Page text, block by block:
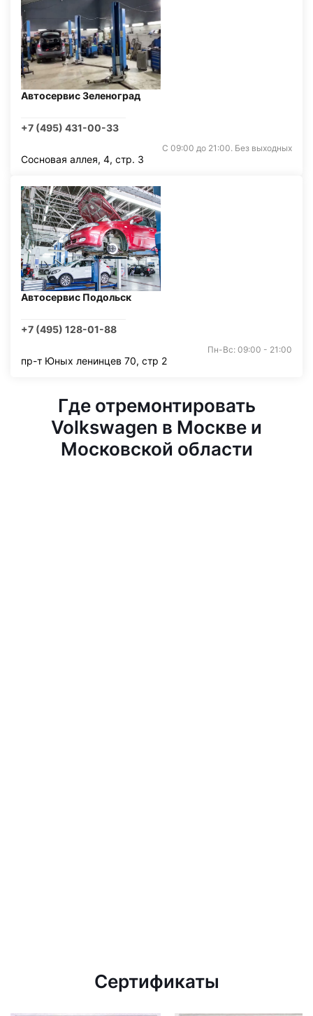
Автосервис Зеленоград
+7 (495) 431-00-33
С 09:00 до 21:00. Без выходных
Сосновая аллея, 4, стр. 3
Автосервис Подольск
+7 (495) 128-01-88
Пн-Вс: 09:00 - 21:00
пр-т Юных ленинцев 70, стр 2
Где отремонтировать
Volkswagen в Москве и
Московской области
Сертификаты